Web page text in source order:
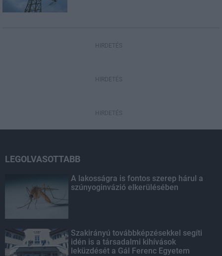
HIRDETÉS
HIRDETÉS
HIRDETÉS
LEGOLVASOTTABB
A lakosságra is fontos szerep hárul a
szúnyoginvázió elkerülésében
Szakirányú továbbképzésekkel segíti
idén is a társadalmi kihívások
leküzdését a Gál Ferenc Egyetem